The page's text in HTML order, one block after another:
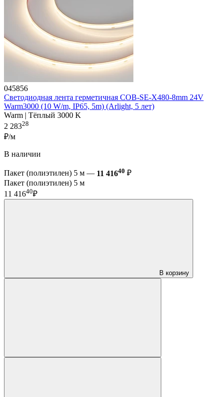
045856
Светодиодная лента герметичная COB-SE-X480-8mm 24V
Warm3000 (10 W/m, IP65, 5m) (Arlight, 5 лет)
Warm | Тёплый 3000 K
2 28328
₽/м
В наличии
Пакет (полиэтилен) 5 м — 11 41640 ₽
Пакет (полиэтилен) 5 м
11 41640₽
В корзину